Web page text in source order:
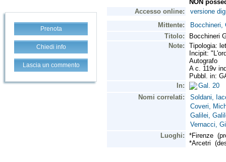
Prenota
Chiedi info
Lascia un commento